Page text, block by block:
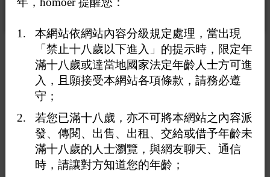
搜尋
熱門搜尋排行榜
ere
787 後嘿 123站著
本網站依網站內容分級規定處理，當出現
「禁止十八歲以下進入」的提示時，限定年
滿十八歲或達當地國家法定年齡人士方可進
入，且願接受本網站各項條款，請務必遵
守；
若您已滿十八歲，亦不可將本網站之內容派
發、傳閱、出售、出租、交給或借予年齡未
滿十八歲的人士瀏覽，與網友聊天、通信
時，請讓對方知道您的年齡；